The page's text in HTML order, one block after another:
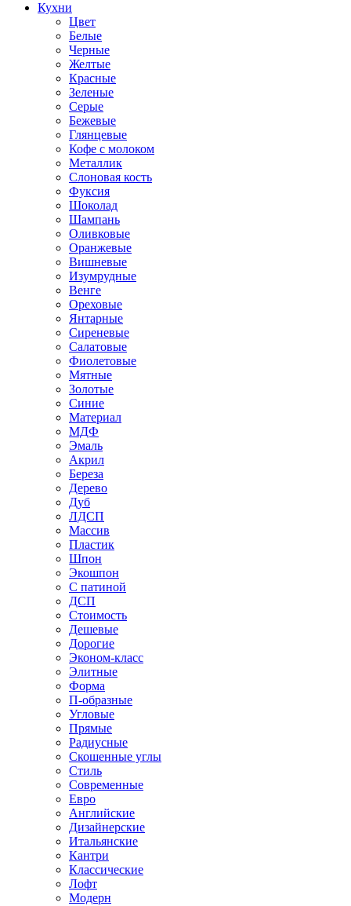
Кухни
Цвет
Белые
Черные
Желтые
Красные
Зеленые
Серые
Бежевые
Глянцевые
Кофе с молоком
Металлик
Слоновая кость
Фуксия
Шоколад
Шампань
Оливковые
Оранжевые
Вишневые
Изумрудные
Венге
Ореховые
Янтарные
Сиреневые
Салатовые
Фиолетовые
Мятные
Золотые
Синие
Материал
МДФ
Эмаль
Акрил
Береза
Дерево
Дуб
ЛДСП
Массив
Пластик
Шпон
Экошпон
С патиной
ДСП
Стоимость
Дешевые
Дорогие
Эконом-класс
Элитные
Форма
П-образные
Угловые
Прямые
Радиусные
Скошенные углы
Стиль
Современные
Евро
Английские
Дизайнерские
Итальянские
Кантри
Классические
Лофт
Модерн